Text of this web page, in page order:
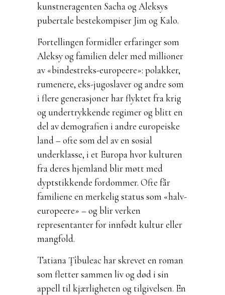
kunstneragenten Sacha og Aleksys
pubertale bestekompiser Jim og Kalo.
Fortellingen formidler erfaringer som
Aleksy og familien deler med millioner
av «bindestreks-europeere»: polakker,
rumenere, eks-jugoslaver og andre som
i flere generasjoner har flyktet fra krig
og undertrykkende regimer og blitt en
del av demografien i andre europeiske
land – ofte som del av en sosial
underklasse, i et Europa hvor kulturen
fra deres hjemland blir møtt med
dyptstikkende fordommer. Ofte får
familiene en merkelig status som «halv-
europeere» – og blir verken
representanter for innfødt kultur eller
mangfold.
Tatiana Ţîbuleac har skrevet en roman
som fletter sammen liv og død i sin
appell til kjærligheten og tilgivelsen. En